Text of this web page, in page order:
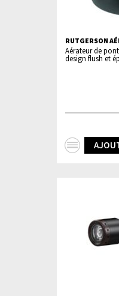
RUTGERSON
Aérateur de
design flush et